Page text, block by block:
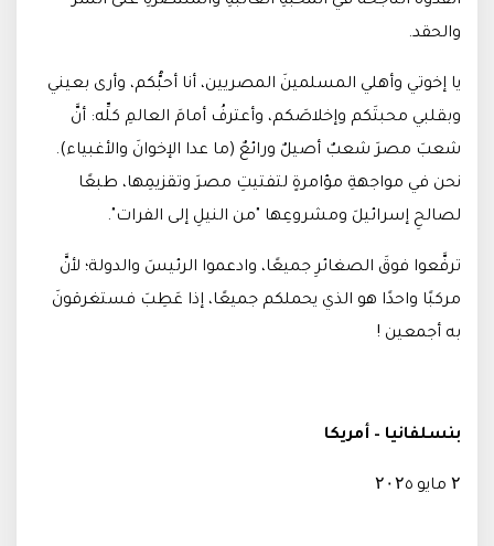
والحقد.
يا إخوتي وأهلي المسلمينَ المصريين، أنا أحبُّكم، وأرى بعيني
وبقلبي محبتَكم وإخلاصَكم، وأعترفُ أمامَ العالمِ كلِّه: أنَّ
شعبَ مصرَ شعبٌ أصيلٌ ورائعٌ (ما عدا الإخوانَ والأغبياء).
نحن في مواجهةِ مؤامرةٍ لتفتيتِ مصرَ وتقزيمِها، طبعًا
لصالحِ إسرائيلَ ومشروعِها "من النيلِ إلى الفرات".
ترفَّعوا فوقَ الصغائرِ جميعًا، وادعموا الرئيسَ والدولة؛ لأنَّ
مركبًا واحدًا هو الذي يحملكم جميعًا، إذا عَطِبَ فستغرقونَ
به أجمعين !
بنسلفانيا – أمريكا
۲ مايو ۲۰۲٥